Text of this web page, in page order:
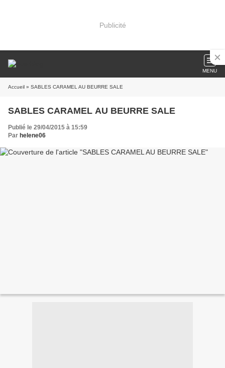
Publicité
MENU
Accueil » SABLES CARAMEL AU BEURRE SALE
SABLES CARAMEL AU BEURRE SALE
Publié le 29/04/2015 à 15:59
Par helene06